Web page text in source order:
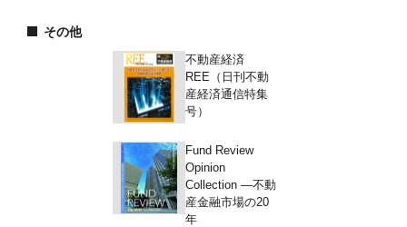
その他
不動産経済
REE（日刊不動
産経済通信特集
号）
Fund Review
Opinion
Collection ―不動
産金融市場の20
年